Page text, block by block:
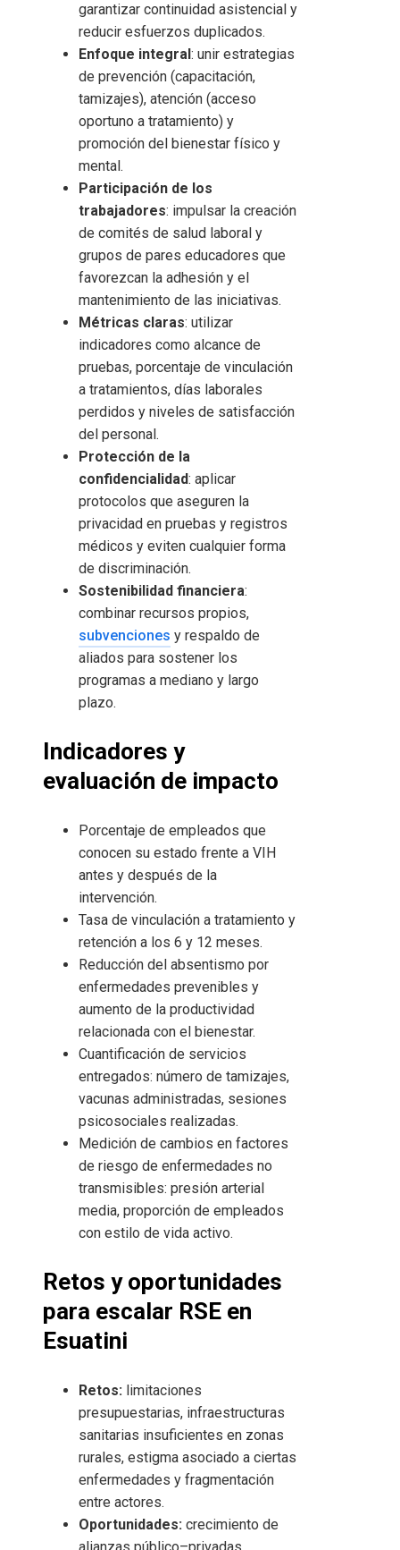
garantizar continuidad asistencial y
reducir esfuerzos duplicados.
Enfoque integral : unir estrategias
de prevención (capacitación,
tamizajes), atención (acceso
oportuno a tratamiento) y
promoción del bienestar físico y
mental.
Participación de los
trabajadores: impulsar la creación
de comités de salud laboral y
grupos de pares educadores que
favorezcan la adhesión y el
mantenimiento de las iniciativas.
Métricas claras: utilizar
indicadores como alcance de
pruebas, porcentaje de vinculación
a tratamientos, días laborales
perdidos y niveles de satisfacción
del personal.
Protección de la
confidencialidad: aplicar
protocolos que aseguren la
privacidad en pruebas y registros
médicos y eviten cualquier forma
de discriminación.
Sostenibilidad financiera:
combinar recursos propios,
subvenciones y respaldo de
aliados para sostener los
programas a mediano y largo
plazo.
Indicadores y
evaluación de impacto
Porcentaje de empleados que
conocen su estado frente a VIH
antes y después de la
intervención.
Tasa de vinculación a tratamiento y
retención a los 6 y 12 meses.
Reducción del absentismo por
enfermedades prevenibles y
aumento de la productividad
relacionada con el bienestar.
Cuantificación de servicios
entregados: número de tamizajes,
vacunas administradas, sesiones
psicosociales realizadas.
Medición de cambios en factores
de riesgo de enfermedades no
transmisibles: presión arterial
media, proporción de empleados
con estilo de vida activo.
Retos y oportunidades
para escalar RSE en
Esuatini
Retos: limitaciones
presupuestarias, infraestructuras
sanitarias insuficientes en zonas
rurales, estigma asociado a ciertas
enfermedades y fragmentación
entre actores.
Oportunidades: crecimiento de